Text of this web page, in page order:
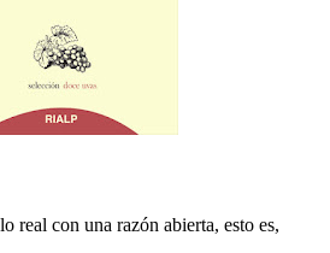
real con una razón abierta, esto es,